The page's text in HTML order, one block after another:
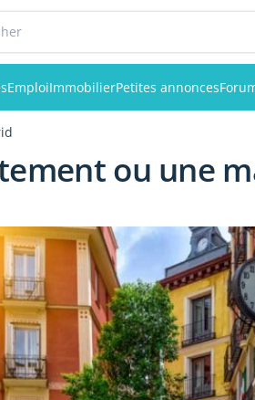
EmploiImmobilierPetites annonces
ou une